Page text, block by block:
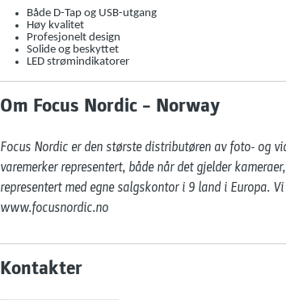
Både D-Tap og USB-utgang
Høy kvalitet
Profesjonelt design
Solide og beskyttet
LED strømindikatorer
Om Focus Nordic – Norway
Focus Nordic er den største distributøren av foto- og
varemerker representert, både når det gjelder
representert med egne salgskontor i 9 land i Europa.
www.focusnordic.no
Kontakter